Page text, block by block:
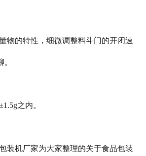
物的特性，细微调整料斗门的开闭速
之内。
装机厂家为大家整理的关于食品包装